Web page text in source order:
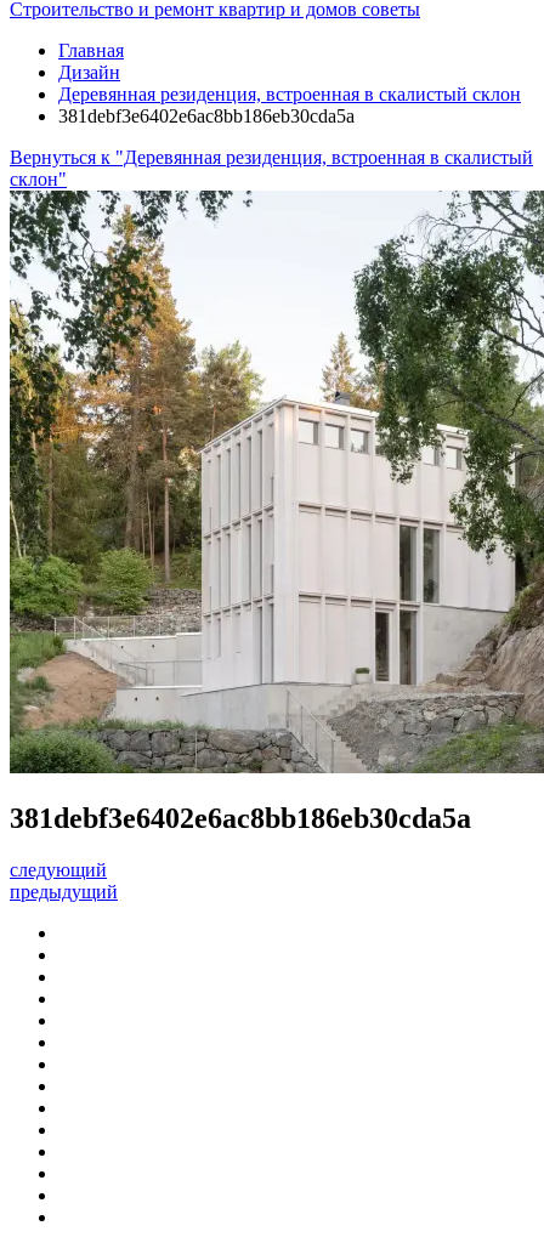
Строительство и ремонт квартир и домов советы
Главная
Дизайн
Деревянная резиденция, встроенная в скалистый склон
381debf3e6402e6ac8bb186eb30cda5a
Вернуться к "Деревянная резиденция, встроенная в скалистый
склон"
381debf3e6402e6ac8bb186eb30cda5a
следующий
предыдущий